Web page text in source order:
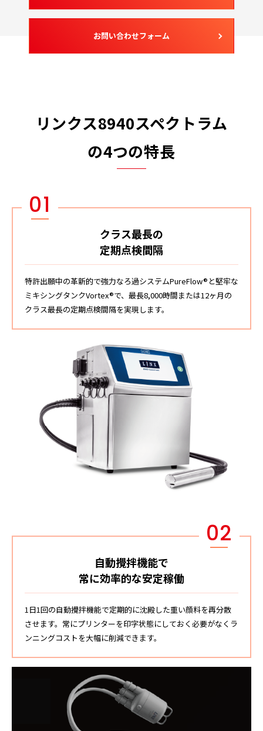
お問い合わせフォーム
リンクス8940スペクトラム
の4つの特長
01
クラス最長の
定期点検間隔
特許出願中の革新的で強力なろ過システムPureFlow®と堅牢な
ミキシングタンクVortex®で、最長8,000時間または12ヶ月の
クラス最長の定期点検間隔を実現します。
02
自動攪拌機能で
常に効率的な安定稼働
1日1回の自動攪拌機能で定期的に沈殿した重い顔料を再分散
させます。常にプリンターを印字状態にしておく必要がなくラ
ンニングコストを大幅に削減できます。